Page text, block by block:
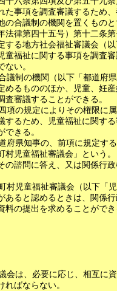
た事項を調査審議するため
の合議制の機関を置くもの
法律第四十五号）第十二条
する地方社会福祉審議会（
童福祉に関する事項を調査
い。
議制の機関（以下「都道府
めるもののほか、児童、妊
審議することができる。
項の規定によりその権限に
するため、児童福祉に関す
きる。
府県知事の、前項に規定す
村児童福祉審議会」という
の諮問に答え、又は関係行
村児童福祉審議会（以下「
あると認めるときは、関係
料の提出を求めることがで
会は、必要に応じ、相互に
ばならない。